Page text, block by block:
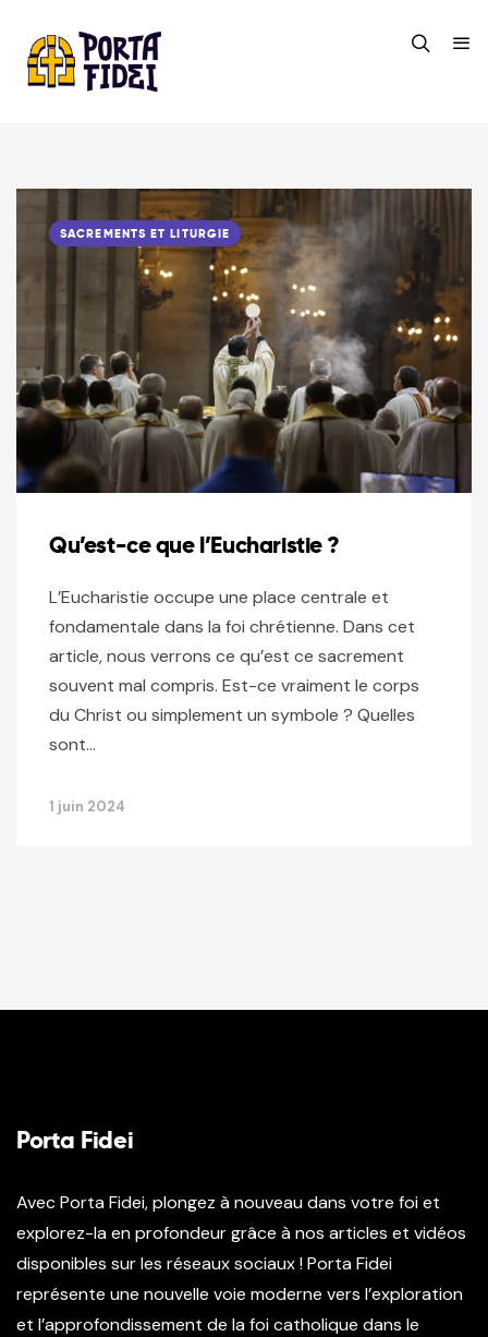
SACREMENTS ET LITURGIE
Qu’est-ce que l’Eucharistie ?
L’Eucharistie occupe une place centrale et
fondamentale dans la foi chrétienne. Dans cet
article, nous verrons ce qu’est ce sacrement
souvent mal compris. Est-ce vraiment le corps
du Christ ou simplement un symbole ? Quelles
sont…
1 juin 2024
Porta Fidei
Avec Porta Fidei, plongez à nouveau dans votre foi et
explorez-la en profondeur grâce à nos articles et vidéos
disponibles sur les réseaux sociaux ! Porta Fidei
représente une nouvelle voie moderne vers l’exploration
et l’approfondissement de la foi catholique dans le